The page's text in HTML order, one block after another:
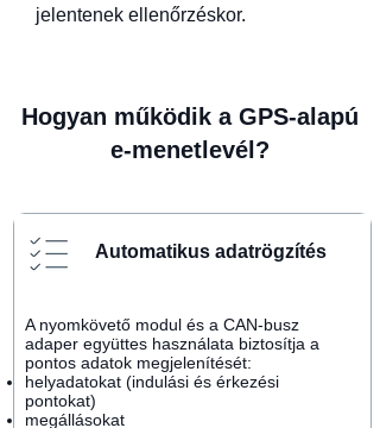
jelentenek ellenőrzéskor.
Hogyan működik a GPS-alapú
e-menetlevél?
Automatikus adatrögzítés
A nyomkövető modul és a CAN-busz
adaper együttes használata biztosítja a
pontos adatok megjelenítését:
helyadatokat (indulási és érkezési
pontokat)
megállásokat